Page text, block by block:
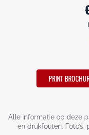
PRINT
Alle informatie op deze
en drukfouten.